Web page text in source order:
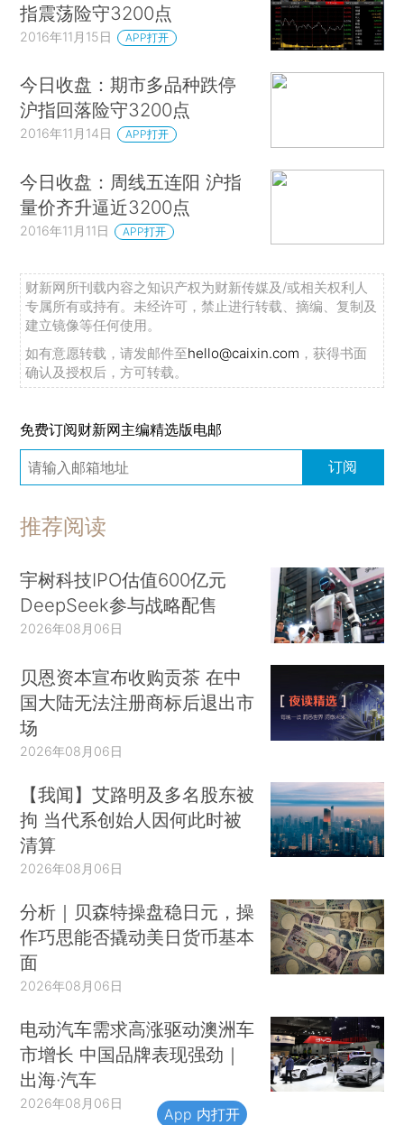
指震荡险守3200点
2016年11月15日 APP打开
今日收盘：期市多品种跌停
沪指回落险守3200点
2016年11月14日 APP打开
今日收盘：周线五连阳 沪指
量价齐升逼近3200点
2016年11月11日 APP打开
财新网所刊载内容之知识产权为财新传媒及/或相关权利人
专属所有或持有。未经许可，禁止进行转载、摘编、复制及
建立镜像等任何使用。
如有意愿转载，请发邮件至hello@caixin.com ，获得书面
确认及授权后，方可转载。
免费订阅财新网主编精选版电邮
订阅
推荐阅读
宇树科技IPO估值600亿元
DeepSeek参与战略配售
2026年08月06日
贝恩资本宣布收购贡茶 在中
国大陆无法注册商标后退出市
场
2026年08月06日
【我闻】艾路明及多名股东被
拘 当代系创始人因何此时被
清算
2026年08月06日
分析｜贝森特操盘稳日元，操
作巧思能否撬动美日货币基本
面
2026年08月06日
电动汽车需求高涨驱动澳洲车
市增长 中国品牌表现强劲｜
出海·汽车
2026年08月06日
App 内打开